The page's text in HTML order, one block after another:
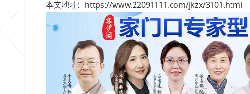
本文地址：https://www.22091111.com/jkzx/3101.html